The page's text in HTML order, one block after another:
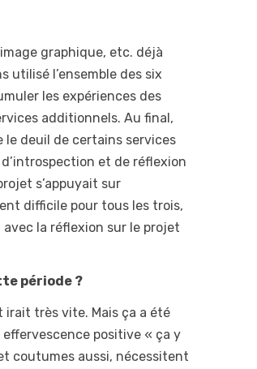
graphique, etc. déjà
utilisé l’ensemble des six
les expériences des
additionnels. Au final,
le deuil de certains services
et de réflexion
s’appuyait sur
difficile pour tous les trois,
la réflexion sur le projet
période ?
irait très vite. Mais ça a été
positive « ça y
coutumes aussi, nécessitent